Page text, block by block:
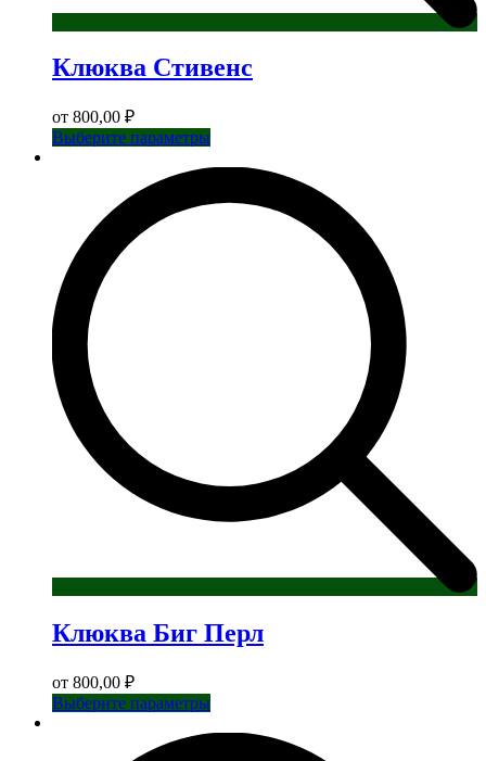
Клюква Стивенс
от 800,00 ₽
Выберите параметрыЭтот
вариаций.
Клюква Биг Перл
от 800,00 ₽
Выберите параметрыЭтот